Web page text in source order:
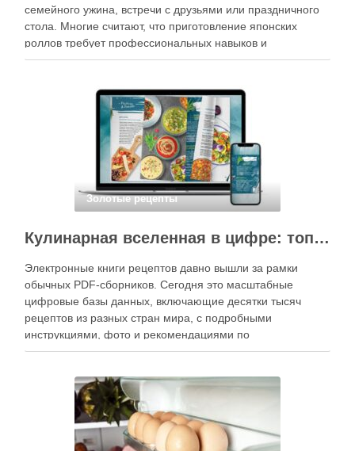
семейного ужина, встречи с друзьями или праздничного
стола. Многие считают, что приготовление японских
роллов требует профессиональных навыков и
специального оборудования, однако на практике сделать
кухне. Главное — …
Золотые рецепты
Кулинарная вселенная в цифре: топ-3 самых больших электронных книг рецептов
Электронные книги рецептов давно вышли за рамки
обычных PDF-сборников. Сегодня это масштабные
цифровые базы данных, включающие десятки тысяч
рецептов из разных стран мира, с подробными
инструкциями, фото и рекомендациями по
приготовлению. В отличие от печатных изданий,
контент, расширять коллекции блюд и добавлять новые
функции. Ниже …